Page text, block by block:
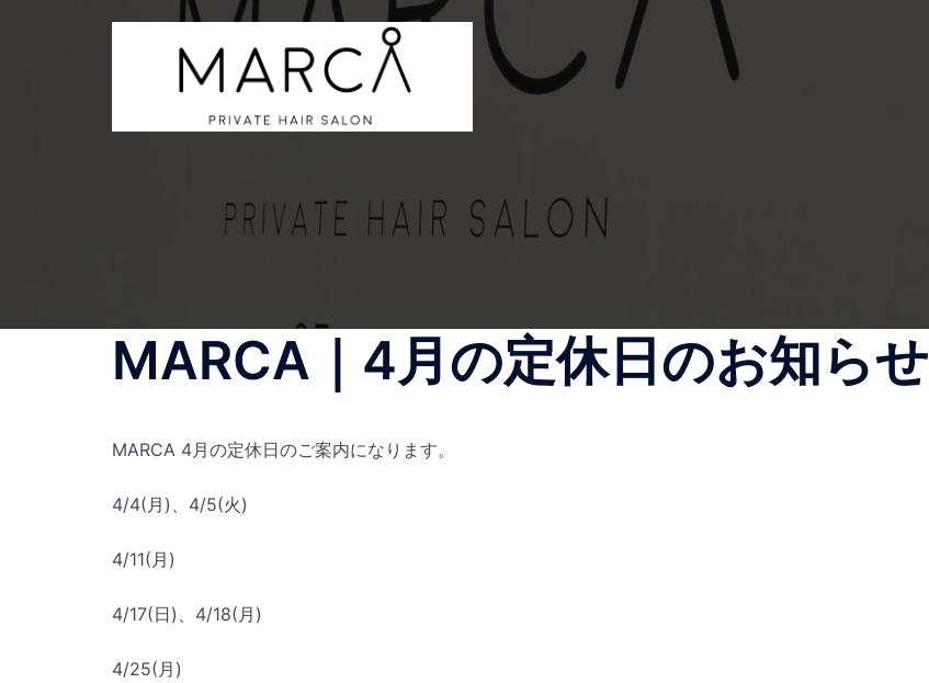
MARCA｜4月の定休日のお知らせ
MARCA 4月の定休日のご案内になります。
4/4(月)、4/5(火)
4/11(月)
4/17(日)、4/18(月)
4/25(月)